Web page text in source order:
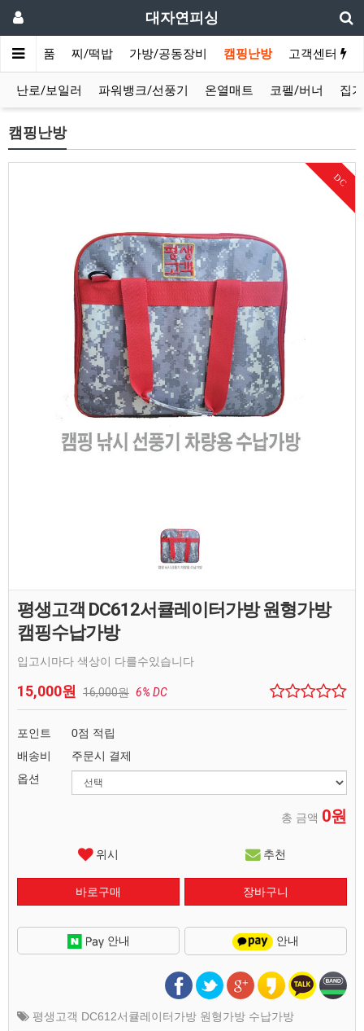
대자연피싱
채비/소품 찌/떡밥 가방/공동장비 캠핑난방 고객센터
난로/보일러 파워뱅크/선풍기 온열매트 코펠/버너 집
캠핑난방
DC
평생고객 DC612서큘레이터가방 원형가방
캠핑수납가방
입고시마다 색상이 다를수있습니다
15,000원 16,000원 6% DC
포인트
0점 적립
배송비
주문시 결제
옵션
총 금액 0원
위시 추천
안내 안내
평생고객 DC612서큘레이터가방 원형가방 수납가방